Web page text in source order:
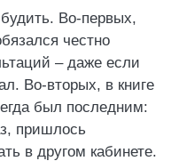
Во-первых,
честно
– даже если
Во-вторых, в книге
был последним:
пришлось
в другом кабинете.